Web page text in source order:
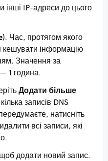
інші IP-адреси до цього
. Час, протягом якого
кешувати інформацію
Значення за
1 година.
Додати більше
записів DNS
натисніть
всі записи, які
додати новий запис.